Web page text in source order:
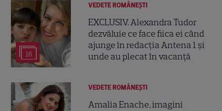
16
VEDETE ROMÂNEŞTI
EXCLUSIV. Alexandra Tudor
dezvăluie ce face fiica ei când
ajunge în redacția Antena 1 și
unde au plecat în vacanță
VEDETE ROMÂNEŞTI
Amalia Enache, imagini